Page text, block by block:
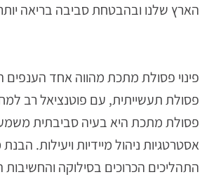
הארץ שלנו ובהבטחת סביבה בריאה
פינוי פסולת מתכת מהווה אחד הענפים
פסולת תעשייתית, עם פוטנציאל רב
פסולת מתכת היא בעיה סביבתית
אסטרטגיות ניהול מיידיות ויעילות.
התהליכים הכרוכים בסילוקה